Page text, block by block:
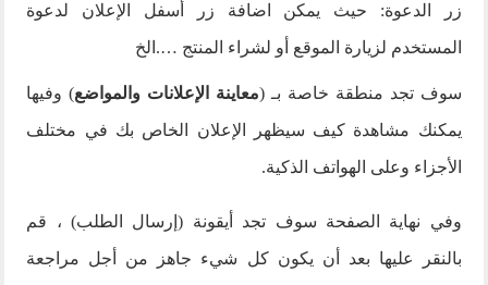
زر الدعوة: حيث يمكن اضافة زر أسفل الإعلان لدعوة
المستخدم لزيارة الموقع أو لشراء المنتج ….الخ
سوف تجد منطقة خاصة بـ (معاينة الإعلانات والمواضع) وفيها
يمكنك مشاهدة كيف سيظهر الإعلان الخاص بك في مختلف
الأجزاء وعلى الهواتف الذكية.
وفي نهاية الصفحة سوف تجد أيقونة (إرسال الطلب) ، قم
بالنقر عليها بعد أن يكون كل شيء جاهز من أجل مراجعة